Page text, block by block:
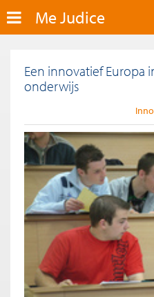
Me Judice
Een innovatief Europa
onderwijs